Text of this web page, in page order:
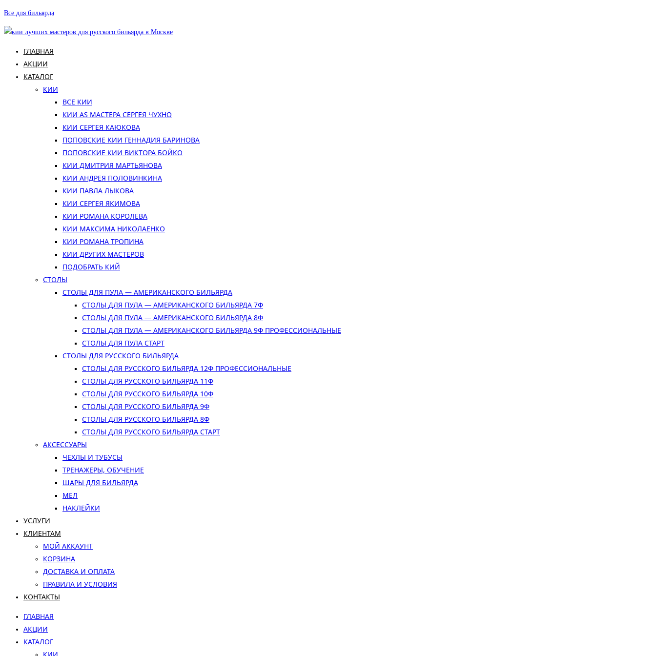
Перейти
к
содержимому
Все для бильярда
ГЛАВНАЯ
АКЦИИ
КАТАЛОГ
КИИ
ВСЕ КИИ
КИИ AS МАСТЕРА СЕРГЕЯ ЧУХНО
КИИ СЕРГЕЯ КАЮКОВА
ПОПОВСКИЕ КИИ ГЕННАДИЯ БАРИНОВА
ПОПОВСКИЕ КИИ ВИКТОРА БОЙКО
КИИ ДМИТРИЯ МАРТЬЯНОВА
КИИ АНДРЕЯ ПОЛОВИНКИНА
КИИ ПАВЛА ЛЫКОВА
КИИ СЕРГЕЯ ЯКИМОВА
КИИ РОМАНА КОРОЛЕВА
КИИ МАКСИМА НИКОЛАЕНКО
КИИ РОМАНА ТРОПИНА
КИИ ДРУГИХ МАСТЕРОВ
ПОДОБРАТЬ КИЙ
СТОЛЫ
СТОЛЫ ДЛЯ ПУЛА — АМЕРИКАНСКОГО БИЛЬЯРДА
СТОЛЫ ДЛЯ ПУЛА — АМЕРИКАНСКОГО БИЛЬЯРДА 7Ф
СТОЛЫ ДЛЯ ПУЛА — АМЕРИКАНСКОГО БИЛЬЯРДА 8Ф
СТОЛЫ ДЛЯ ПУЛА — АМЕРИКАНСКОГО БИЛЬЯРДА 9Ф ПРОФЕССИОНАЛЬНЫЕ
СТОЛЫ ДЛЯ ПУЛА СТАРТ
СТОЛЫ ДЛЯ РУССКОГО БИЛЬЯРДА
СТОЛЫ ДЛЯ РУССКОГО БИЛЬЯРДА 12Ф ПРОФЕССИОНАЛЬНЫЕ
СТОЛЫ ДЛЯ РУССКОГО БИЛЬЯРДА 11Ф
СТОЛЫ ДЛЯ РУССКОГО БИЛЬЯРДА 10Ф
СТОЛЫ ДЛЯ РУССКОГО БИЛЬЯРДА 9Ф
СТОЛЫ ДЛЯ РУССКОГО БИЛЬЯРДА 8Ф
СТОЛЫ ДЛЯ РУССКОГО БИЛЬЯРДА СТАРТ
АКСЕССУАРЫ
ЧЕХЛЫ И ТУБУСЫ
ТРЕНАЖЕРЫ, ОБУЧЕНИЕ
ШАРЫ ДЛЯ БИЛЬЯРДА
МЕЛ
НАКЛЕЙКИ
УСЛУГИ
КЛИЕНТАМ
МОЙ АККАУНТ
КОРЗИНА
ДОСТАВКА И ОПЛАТА
ПРАВИЛА И УСЛОВИЯ
КОНТАКТЫ
ГЛАВНАЯ
АКЦИИ
КАТАЛОГ